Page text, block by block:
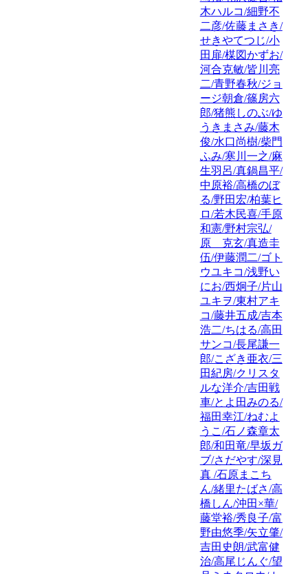
木ハルコ/細野不
二彦/佐藤まさき/
せきやてつじ/小
田扉/楳図かずお/
河合克敏/皆川亮
二/青野春秋/ジョ
ージ朝倉/篠房六
郎/猪熊しのぶ/ゆ
うきまさみ/藤木
俊/水口尚樹/柴門
ふみ/寒川一之/麻
生羽呂/真鍋昌平/
中原裕/高橋のぼ
る/野田宏/柏葉ヒ
ロ/若木民喜/手原
和憲/野村宗弘/
原 克玄/真造圭
伍/伊藤潤二/ゴト
ウユキコ/浅野い
にお/西炯子/片山
ユキヲ/東村アキ
コ/藤井五成/吉本
浩二/ちはる/高田
サンコ/長尾謙一
郎/こざき亜衣/三
田紀房/クリスタ
ルな洋介/吉田戦
車/とよ田みのる/
福田幸江/ねむよ
うこ/石ノ森章太
郎/和田竜/早坂ガ
ブ/さだやす/深見
真 /石原まこち
ん/緒里たばさ/高
橋しん/沖田×華/
藤堂裕/秀良子/富
野由悠季/矢立肇/
吉田史朗/武富健
治/高尾じんぐ/望